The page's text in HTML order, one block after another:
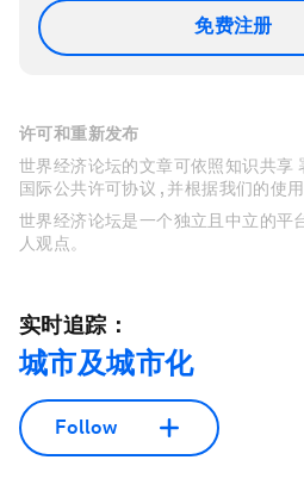
免费注册
许可和重新发布
世界经济论坛的文章可依照知识共享
国际公共许可协议 , 并根据我们的使
世界经济论坛是一个独立且中立的平
人观点。
实时追踪：
城市及城市化
Follow